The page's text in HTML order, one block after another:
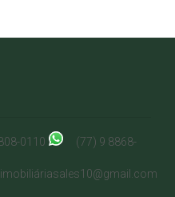
0110
(77) 9 8868-
imobiliáriasales10@gmail.com